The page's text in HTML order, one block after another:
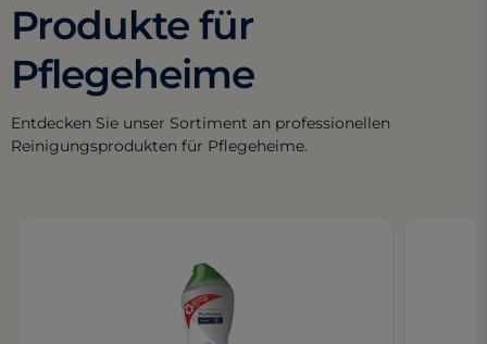
Produkte für
Pflegeheime
Entdecken Sie unser Sortiment an professionellen
Reinigungsprodukten für Pflegeheime.